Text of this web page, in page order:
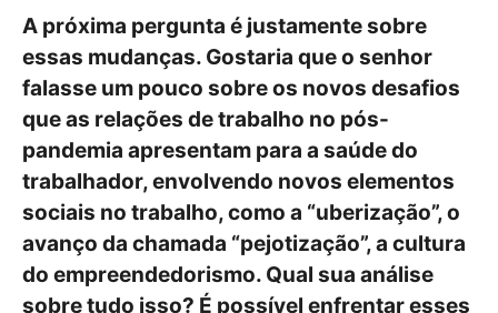
A próxima pergunta é justamente sobre
essas mudanças. Gostaria que o senhor
falasse um pouco sobre os novos desafios
que as relações de trabalho no pós-
pandemia apresentam para a saúde do
trabalhador, envolvendo novos elementos
sociais no trabalho, como a “uberização”, o
avanço da chamada “pejotização”, a cultura
do empreendedorismo. Qual sua análise
sobre tudo isso? É possível enfrentar esses